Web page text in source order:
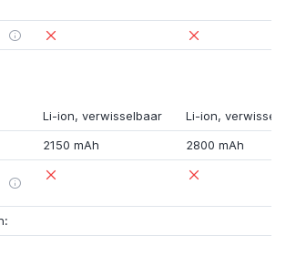
Li-ion, verwisselbaar Li-ion,
2150 mAh
2800 mAh